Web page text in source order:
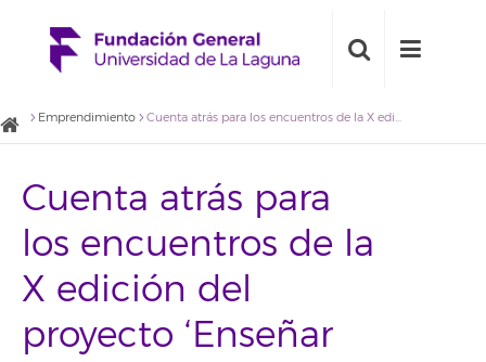
Emprendimiento Cuenta atrás para los encuentros de la X edición del proyecto ‘Enseñar para Emprender’
Cuenta atrás para
los encuentros de la
X edición del
proyecto ‘Enseñar